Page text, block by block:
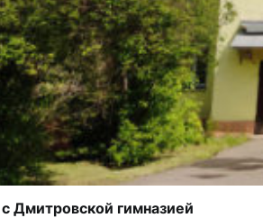
Дмитровской гимназией